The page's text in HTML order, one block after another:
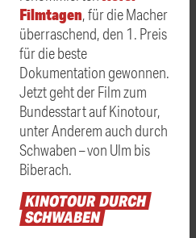
Filmtagen, für die Macher
überraschend, den 1. Preis
für die beste
Dokumentation gewonnen.
Jetzt geht der Film zum
Bundesstart auf Kinotour,
unter Anderem auch durch
Schwaben – von Ulm bis
Biberach.
KINOTOURDURCH
SCHWABEN